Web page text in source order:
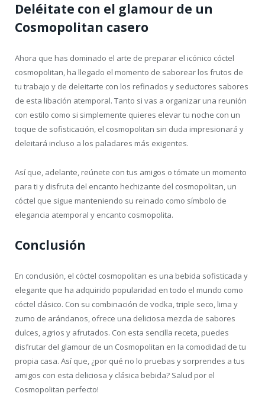
Deléitate con el glamour de un
Cosmopolitan casero
Ahora que has dominado el arte de preparar el icónico cóctel
cosmopolitan, ha llegado el momento de saborear los frutos de
tu trabajo y de deleitarte con los refinados y seductores sabores
de esta libación atemporal. Tanto si vas a organizar una reunión
con estilo como si simplemente quieres elevar tu noche con un
toque de sofisticación, el cosmopolitan sin duda impresionará y
deleitará incluso a los paladares más exigentes.
Así que, adelante, reúnete con tus amigos o tómate un momento
para ti y disfruta del encanto hechizante del cosmopolitan, un
cóctel que sigue manteniendo su reinado como símbolo de
elegancia atemporal y encanto cosmopolita.
Conclusión
En conclusión, el cóctel cosmopolitan es una bebida sofisticada y
elegante que ha adquirido popularidad en todo el mundo como
cóctel clásico. Con su combinación de vodka, triple seco, lima y
zumo de arándanos, ofrece una deliciosa mezcla de sabores
dulces, agrios y afrutados. Con esta sencilla receta, puedes
disfrutar del glamour de un Cosmopolitan en la comodidad de tu
propia casa. Así que, ¿por qué no lo pruebas y sorprendes a tus
amigos con esta deliciosa y clásica bebida? Salud por el
Cosmopolitan perfecto!